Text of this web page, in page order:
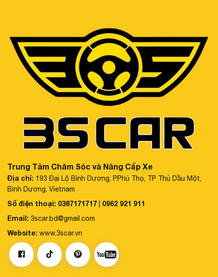
Trung Tâm Chăm Sóc và Nâng Cấp Xe
Địa chỉ: 193 Đại Lộ Bình Dương, P.Phú Thọ, TP Thủ Dầu Một,
Bình Dương, Vietnam
Số điện thoại: 0387171717
0962 921 911
Email: 3scar.bd@gmail.com
Website: www.3scar.vn